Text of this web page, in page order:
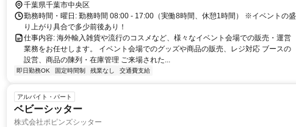
千葉県千葉市中央区
勤務時間・曜日: 勤務時間 08:00 - 17:00（実働8時間、休憩1時間） ※イベントの盛
り上がり具合で多少前後あり！
仕事内容: 海外輸入雑貨や流行のコスメなど、様々なイベント会場での販売・運営
業務をお任せします。 イベント会場でのグッズや商品の販売、レジ対応 ブースの
設営、商品の陳列・在庫管理 ご来場された...
即日勤務OK 固定時間制 残業なし 交通費支給
アルバイト・パート
ベビーシッター
株式会社ポピンズシッター